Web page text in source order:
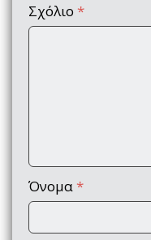
Σχόλιο *
Όνομα *